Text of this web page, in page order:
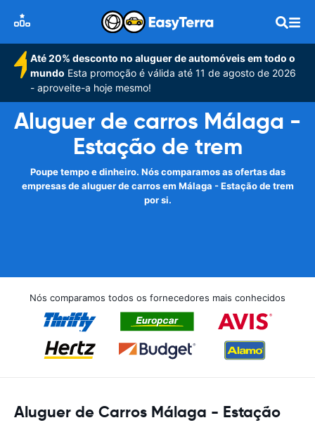
Até 20% desconto no aluguer de automóveis em todo o
mundo Esta promoção é válida até 11 de agosto de 2026
- aproveite-a hoje mesmo!
Aluguer de carros Málaga -
Estação de trem
Poupe tempo e dinheiro. Nós comparamos as ofertas das
empresas de aluguer de carros em Málaga - Estação de trem
por si.
Nós comparamos todos os fornecedores mais conhecidos
Aluguer de Carros Málaga - Estação